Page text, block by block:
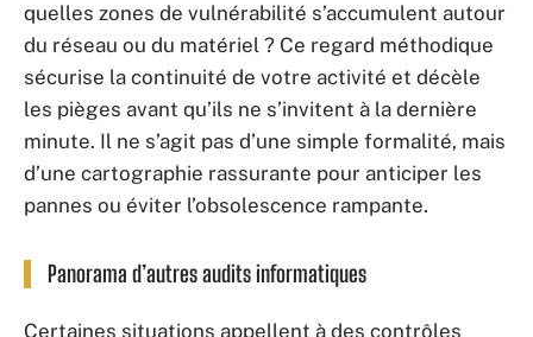
quelles zones de vulnérabilité s’accumulent autour
du réseau ou du matériel ? Ce regard méthodique
sécurise la continuité de votre activité et décèle
les pièges avant qu’ils ne s’invitent à la dernière
minute. Il ne s’agit pas d’une simple formalité, mais
d’une cartographie rassurante pour anticiper les
pannes ou éviter l’obsolescence rampante.
Panorama d’autres audits informatiques
Certaines situations appellent à des contrôles